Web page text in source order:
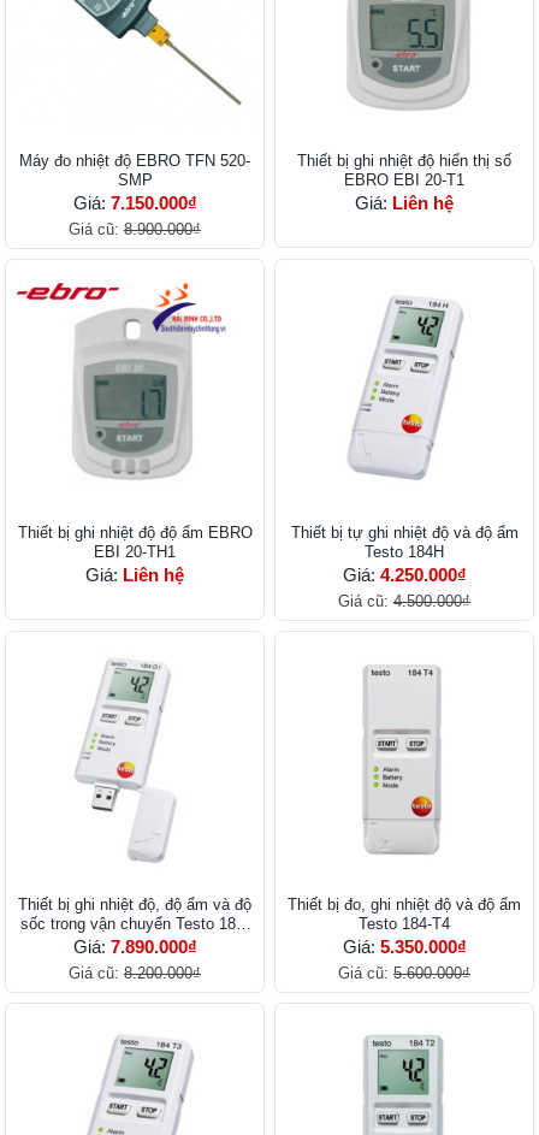
Máy đo nhiệt độ EBRO TFN 520-
SMP
Giá: 7.150.000₫
Giá cũ: 8.900.000₫
Thiết bị ghi nhiệt độ hiển thị số
EBRO EBI 20-T1
Giá: Liên hệ
Thiết bị ghi nhiệt độ độ ẩm EBRO
EBI 20-TH1
Giá: Liên hệ
Thiết bị tự ghi nhiệt độ và độ ẩm
Testo 184H
Giá: 4.250.000₫
Giá cũ: 4.500.000₫
Thiết bị ghi nhiệt độ, độ ẩm và độ
sốc trong vận chuyển Testo 184-
G1
Giá: 7.890.000₫
Giá cũ: 8.200.000₫
Thiết bị đo, ghi nhiệt độ và độ ẩm
Testo 184-T4
Giá: 5.350.000₫
Giá cũ: 5.600.000₫